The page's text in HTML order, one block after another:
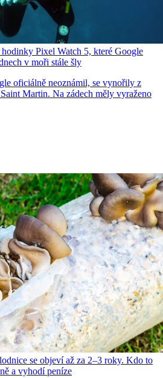
Pixel Watch 5, které Google
v moři stále šly
oficiálně neoznámil, se vynořily z
Martin. Na zádech měly vyraženo
se objeví až za 2–3 roky. Kdo to
a vyhodí peníze